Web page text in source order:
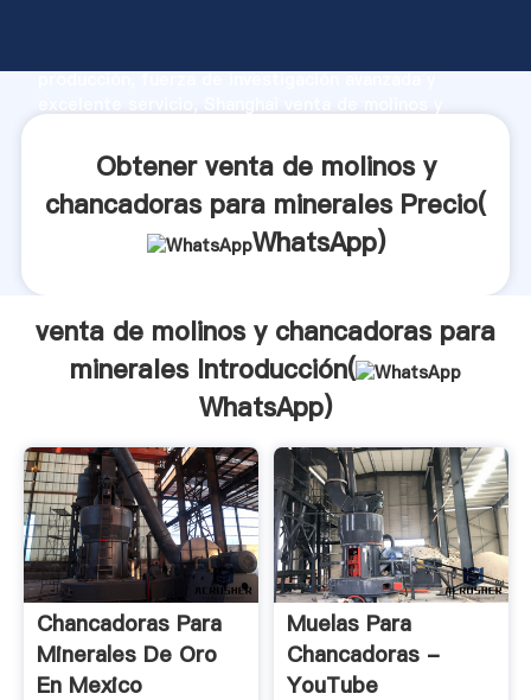
producción, fuerza de investigación avanzada y
aporta valores a todos los clientes.
Obtener venta de molinos y
chancadoras para minerales Precio(
WhatsApp)
venta de molinos y chancadoras para
minerales Introducción(
WhatsApp)
Chancadoras Para
Minerales De Oro
En Mexico
Muelas Para
Chancadoras -
YouTube